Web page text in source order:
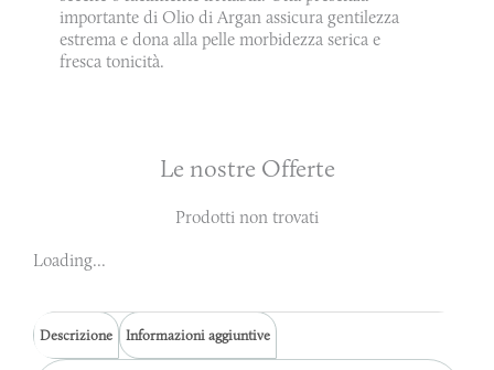
importante di Olio di Argan assicura gentilezza
estrema e dona alla pelle morbidezza serica e
fresca tonicità.
Le nostre Offerte
Prodotti non trovati
Loading...
Descrizione Informazioni aggiuntive